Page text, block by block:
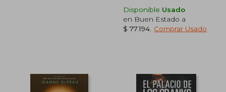
Disponible Usado
en Buen Estado a
$ 77.194 Comprar Usado